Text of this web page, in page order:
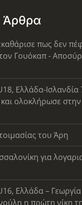
Άρθρα
πως δεν
Γουόκαπ -
Ελλάδα-
ολοκλήρωσε
του Άρη
για
Ελλάδα –
η πρώτη νίκη